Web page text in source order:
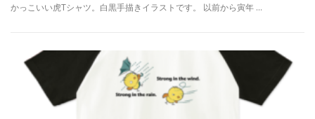
かっこいい虎Tシャツ。白黒手描きイラストです。 以前から寅年 …